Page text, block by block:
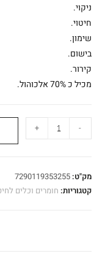
ניקוי.
חיטוי.
שימון.
בישום.
קירור.
מכיל כ 70% אלכוהול.
-
+
מק"ט:7290119353255
קטגוריות: חומרים וכלים